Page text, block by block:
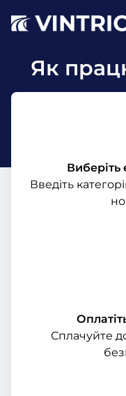
Як
Виберіть
Введіть
Сплачуйте